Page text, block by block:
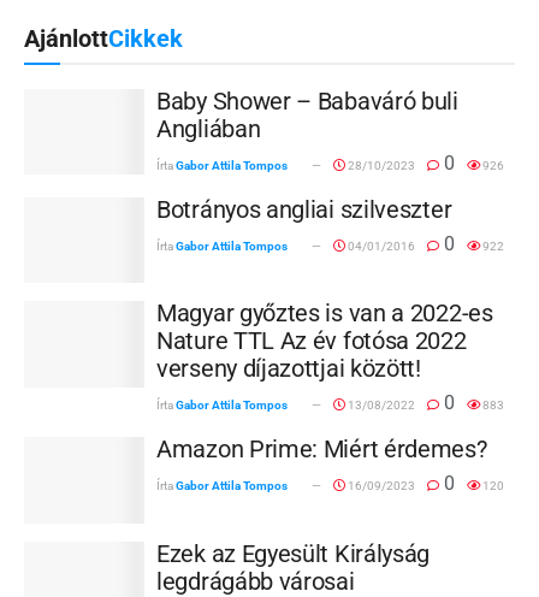
AjánlottCikkek
Baby Shower – Babaváró buli
Angliában
ÍrtaGabor Attila Tompos 28/10/2023 0 926
Botrányos angliai szilveszter
ÍrtaGabor Attila Tompos 04/01/2016 0 922
Magyar győztes is van a 2022-es
Nature TTL Az év fotósa 2022
verseny díjazottjai között!
ÍrtaGabor Attila Tompos 13/08/2022 0 883
Amazon Prime: Miért érdemes?
ÍrtaGabor Attila Tompos 16/09/2023 0 120
Ezek az Egyesült Királyság
legdrágább városai